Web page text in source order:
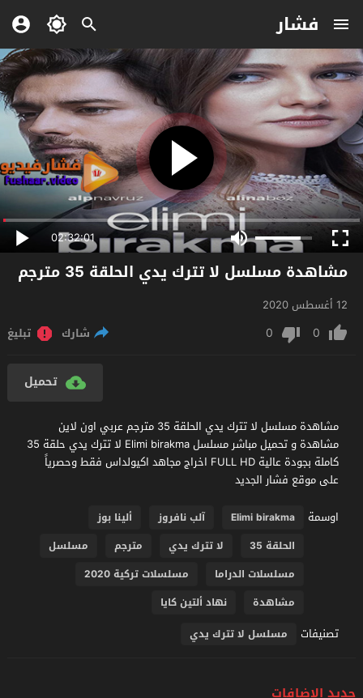
فشار
02:32:01
مشاهدة مسلسل لا تترك يدي الحلقة 35 مترجم
12 أغسطس 2020
0
0 شارك تبليغ
تحميل
مشاهدة مسلسل لا تترك يدي الحلقة 35 مترجم عربي اون لاين
مشاهدة و تحميل مباشر مسلسل Elimi birakma لا تترك يدي حلقة 35
كاملة بجودة عالية FULL HD اخراج مجاهد اكيولداس فقط وحصرياً
على موقع فشار الجديد
اوسمة
Elimi birakma آلب نافروز
ألينا بوز
الحلقة 35
لا تترك يدي مترجم
مسلسل
مسلسلات الدراما
مسلسلات تركية 2020
مشاهدة
نهاد ألتين كايا
تصنيفات مسلسل لا تترك يدي
جديد الإضافات